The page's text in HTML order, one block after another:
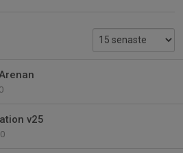
0
v25
0